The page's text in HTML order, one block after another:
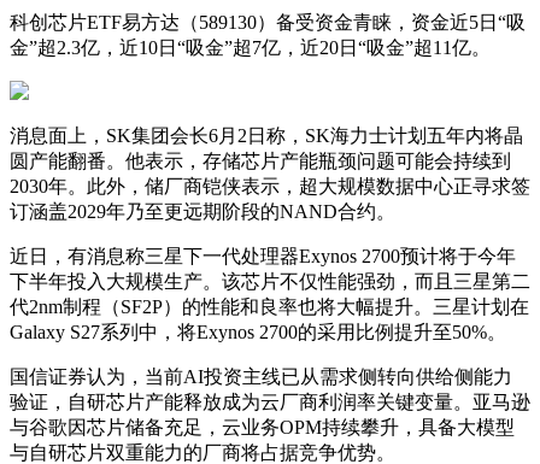
科创芯片ETF易方达（589130）备受资金青睐，资金近5日“吸
金”超2.3亿，近10日“吸金”超7亿，近20日“吸金”超11亿。
消息面上，SK集团会长6月2日称，SK海力士计划五年内将晶
圆产能翻番。他表示，存储芯片产能瓶颈问题可能会持续到
2030年。此外，储厂商铠侠表示，超大规模数据中心正寻求签
订涵盖2029年乃至更远期阶段的NAND合约。
近日，有消息称三星下一代处理器Exynos 2700预计将于今年
下半年投入大规模生产。该芯片不仅性能强劲，而且三星第二
代2nm制程（SF2P）的性能和良率也将大幅提升。三星计划在
Galaxy S27系列中，将Exynos 2700的采用比例提升至50%。
国信证券认为，当前AI投资主线已从需求侧转向供给侧能力
验证，自研芯片产能释放成为云厂商利润率关键变量。亚马逊
与谷歌因芯片储备充足，云业务OPM持续攀升，具备大模型
与自研芯片双重能力的厂商将占据竞争优势。